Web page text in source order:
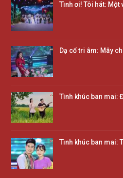
Tình ơi! Tôi hát: Một
Dạ cổ tri âm: Mây
Tình khúc ban mai:
Tình khúc ban mai: